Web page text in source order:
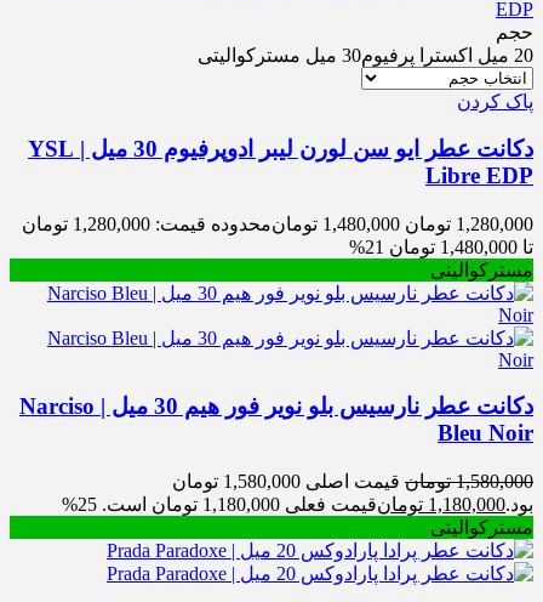
حجم
20 میل اکسترا پرفیوم
30 میل مسترکوالیتی
پاک کردن
دکانت عطر ایو سن لورن لیبر ادوپرفیوم 30 میل | YSL
Libre EDP
1,280,000 تومان 1,480,000 تومان
محدوده قیمت: 1,280,000 تومان
تا 1,480,000 تومان
21%
مسترکوالیتی
دکانت عطر نارسیس بلو نویر فور هیم 30 میل | Narciso
Bleu Noir
1,580,000 تومان
قیمت اصلی 1,580,000 تومان
بود.1,180,000 تومانقیمت فعلی 1,180,000 تومان است.
25%
مسترکوالیتی